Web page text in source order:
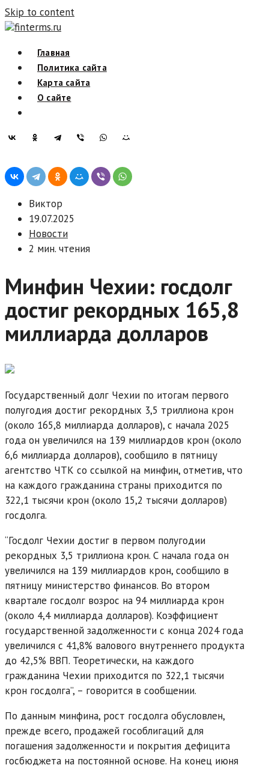
Skip to content
finterms.ru
Главная
Политика сайта
Карта сайта
О сайте
Виктор
19.07.2025
Новости
2 мин. чтения
Минфин Чехии: госдолг
достиг рекордных 165,8
миллиарда долларов
Государственный долг Чехии по итогам первого
полугодия достиг рекордных 3,5 триллиона крон
(около 165,8 миллиарда долларов), с начала 2025
года он увеличился на 139 миллиардов крон (около
6,6 миллиарда долларов), сообщило в пятницу
агентство ЧТК со ссылкой на минфин, отметив, что
на каждого гражданина страны приходится по
322,1 тысячи крон (около 15,2 тысячи долларов)
госдолга.
“Госдолг Чехии достиг в первом полугодии
рекордных 3,5 триллиона крон. С начала года он
увеличился на 139 миллиардов крон, сообщило в
пятницу министерство финансов. Во втором
квартале госдолг возрос на 94 миллиарда крон
(около 4,4 миллиарда долларов). Коэффициент
государственной задолженности с конца 2024 года
увеличился с 41,8% валового внутреннего продукта
до 42,5% ВВП. Теоретически, на каждого
гражданина Чехии приходится по 322,1 тысячи
крон госдолга”, – говорится в сообщении.
По данным минфина, рост госдолга обусловлен,
прежде всего, продажей гособлигаций для
погашения задолженности и покрытия дефицита
госбюджета на постоянной основе. На конец июня